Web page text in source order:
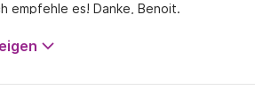
empfehle es! Danke, Benoit.